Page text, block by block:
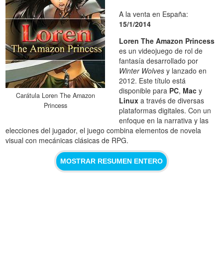
Carátula Loren The Amazon
Princess
A la venta en España:
15/1/2014
Loren The Amazon Princess
es un videojuego de rol de
fantasía desarrollado por
Winter Wolves y lanzado en
2012. Este título está
disponible para PC, Mac y
Linux a través de diversas
plataformas digitales. Con un
enfoque en la narrativa y las
elecciones del jugador, el juego combina elementos de novela
visual con mecánicas clásicas de RPG.
MOSTRAR RESUMEN ENTERO